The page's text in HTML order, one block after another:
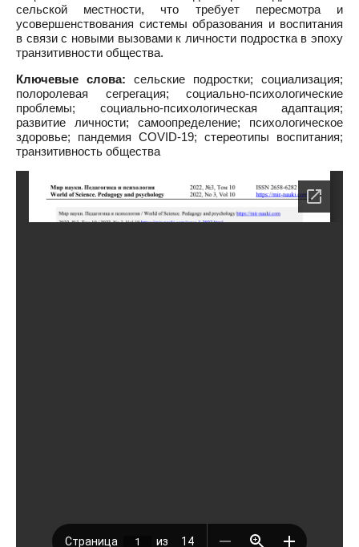
сельской местности, что требует пересмотра и
усовершенствования системы образования и воспитания
в связи с новыми вызовами к личности подростка в эпоху
транзитивности общества.
Ключевые слова: сельские подростки; социализация;
полоролевая сегрегация; социально-психологические
проблемы; социально-психологическая адаптация;
развитие личности; самоопределение; психологическое
здоровье; пандемия COVID-19; стереотипы воспитания;
транзитивность общества